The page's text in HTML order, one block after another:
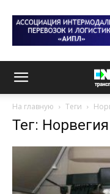
На главную Теги
Тег: Норвегия